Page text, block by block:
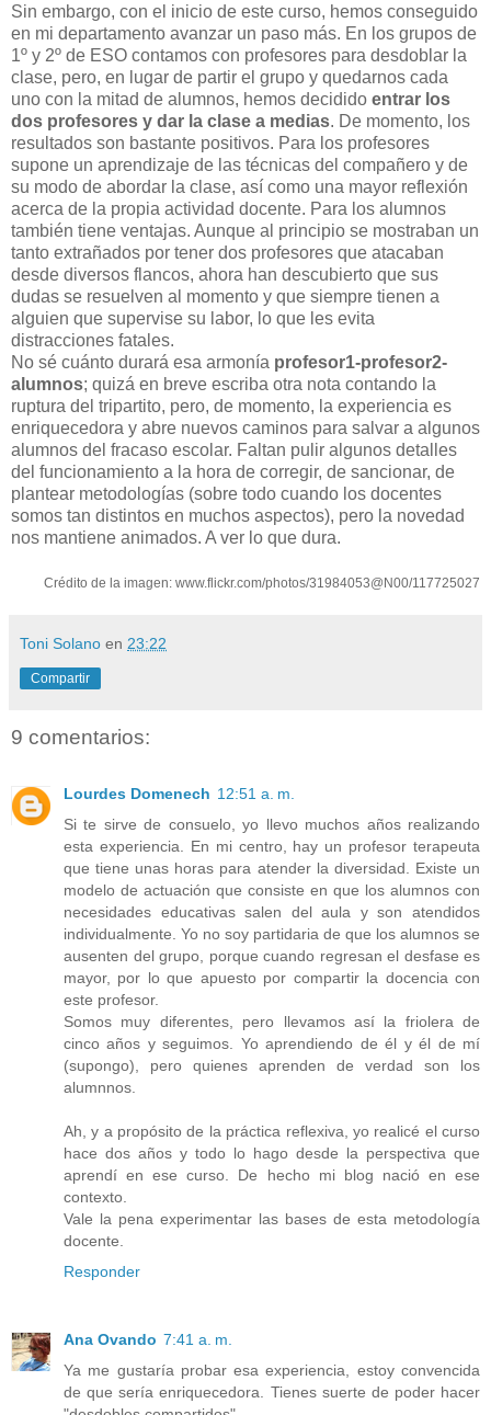
Sin embargo, con el inicio de este curso, hemos conseguido
en mi departamento avanzar un paso más. En los grupos de
1º y 2º de ESO contamos con profesores para desdoblar la
clase, pero, en lugar de partir el grupo y quedarnos cada
uno con la mitad de alumnos, hemos decidido entrar los
dos profesores y dar la clase a medias. De momento, los
resultados son bastante positivos. Para los profesores
supone un aprendizaje de las técnicas del compañero y de
su modo de abordar la clase, así como una mayor reflexión
acerca de la propia actividad docente. Para los alumnos
también tiene ventajas. Aunque al principio se mostraban un
tanto extrañados por tener dos profesores que atacaban
desde diversos flancos, ahora han descubierto que sus
dudas se resuelven al momento y que siempre tienen a
alguien que supervise su labor, lo que les evita
distracciones fatales.
No sé cuánto durará esa armonía profesor1-profesor2-
alumnos; quizá en breve escriba otra nota contando la
ruptura del tripartito, pero, de momento, la experiencia es
enriquecedora y abre nuevos caminos para salvar a algunos
alumnos del fracaso escolar. Faltan pulir algunos detalles
del funcionamiento a la hora de corregir, de sancionar, de
plantear metodologías (sobre todo cuando los docentes
somos tan distintos en muchos aspectos), pero la novedad
nos mantiene animados. A ver lo que dura.
Crédito de la imagen: www.flickr.com/photos/31984053@N00/117725027
Toni Solano en 23:22
Compartir
9 comentarios:
Lourdes Domenech 12:51 a. m.
Si te sirve de consuelo, yo llevo muchos años realizando
esta experiencia. En mi centro, hay un profesor terapeuta
que tiene unas horas para atender la diversidad. Existe un
modelo de actuación que consiste en que los alumnos con
necesidades educativas salen del aula y son atendidos
individualmente. Yo no soy partidaria de que los alumnos se
ausenten del grupo, porque cuando regresan el desfase es
mayor, por lo que apuesto por compartir la docencia con
este profesor.
Somos muy diferentes, pero llevamos así la friolera de
cinco años y seguimos. Yo aprendiendo de él y él de mí
(supongo), pero quienes aprenden de verdad son los
alumnnos.
Ah, y a propósito de la práctica reflexiva, yo realicé el curso
hace dos años y todo lo hago desde la perspectiva que
aprendí en ese curso. De hecho mi blog nació en ese
contexto.
Vale la pena experimentar las bases de esta metodología
docente.
Responder
Ana Ovando 7:41 a. m.
Ya me gustaría probar esa experiencia, estoy convencida
de que sería enriquecedora. Tienes suerte de poder hacer